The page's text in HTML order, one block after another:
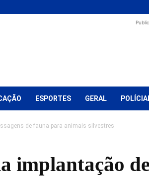
ESPORTES GERAL
de fauna para animais silvestres
implantação